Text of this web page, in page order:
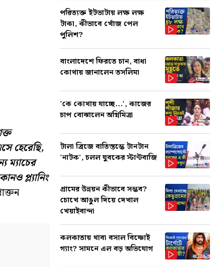
হেরেছি,
ম্যাচের
প্ল্যানিং
পরিত্যক্ত ইটভাটায় লক্ষ লক্ষ
টাকা, কীভাবে খোঁজ পেল
পুলিশ?
বাংলাদেশে ফিরতে চান, বাধা
কোথায় জানালেন তসলিমা
'কে কোথায় যাচ্ছে...', কাজের
চাপ বোঝালেন অগ্নিমিত্রা
টালা ব্রিজে বাতিস্তম্ভে টানটান
'নাটক', চলল যুবকের স্টান্টবাজি
গ্রামের উন্নয়ন কীভাবে সম্ভব?
চোখে আঙুল দিয়ে দেখাল
খেয়াইবান্দা
কলকাতায় থাবা বসাল বিষ্ণোই
গ্যাং? সামনে এল বড় অভিযোগ